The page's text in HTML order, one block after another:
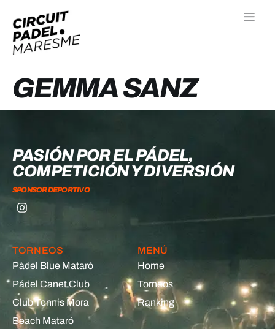
GEMMA SANZ
PASIÓN POR EL PÁDEL,
COMPETICIÓN Y DIVERSIÓN
SPONSOR DEPORTIVO
TORNEOS
Pàdel Blue Mataró
Pádel Canet Club
Club Tennis Mora
Beach Mataró
MENÚ
Home
Torneos
Ranking